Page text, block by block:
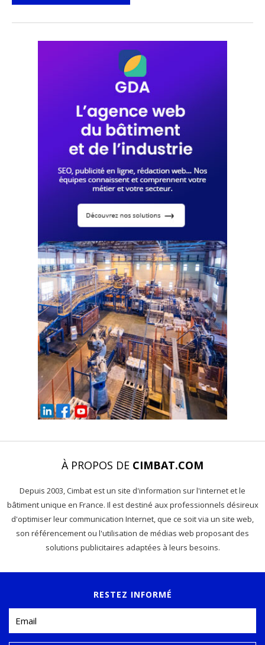
À PROPOS DE CIMBAT.COM
Depuis 2003, Cimbat est un site d'information sur l'internet et le
bâtiment unique en France. Il est destiné aux professionnels désireux
d'optimiser leur communication Internet, que ce soit via un site web,
son référencement ou l'utilisation de médias web proposant des
solutions publicitaires adaptées à leurs besoins.
RESTEZ INFORMÉ